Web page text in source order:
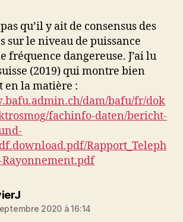
qu’il y ait de consensus des
sur le niveau de puissance
fréquence dangereuse. J’ai lu
(2019) qui montre bien
en la matière :
dam/bafu/fr/dok
fachinfo-daten/bericht-
Rapport_Teleph
dit :
2020 à 16:14